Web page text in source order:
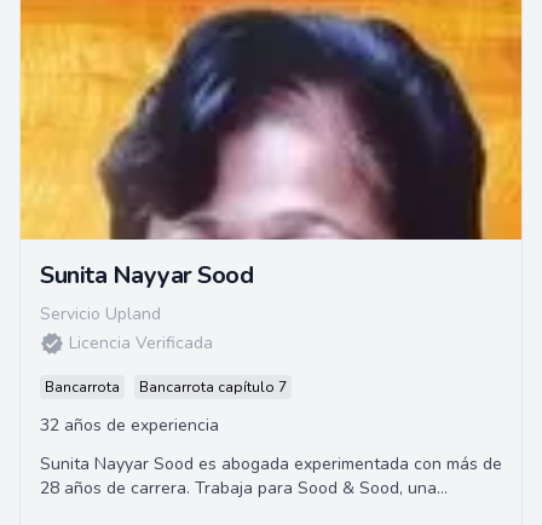
Sunita Nayyar Sood
Servicio Upland
Licencia Verificada
Bancarrota Bancarrota capítulo 7
32 años de experiencia
Sunita Nayyar Sood es abogada experimentada con más de
28 años de carrera. Trabaja para Sood & Sood, una